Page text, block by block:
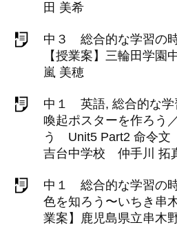
田 美希
中３ 総合的な学習の
【授業案】三輪田学
嵐 美穂
中１ 英語, 総合的な
喚起ポスターを作ろう
う Unit5 Part2 命令文
吉台中学校 仲手川 拓
中１ 総合的な学習の
色を知ろう〜いちき串
業案】鹿児島県立串木